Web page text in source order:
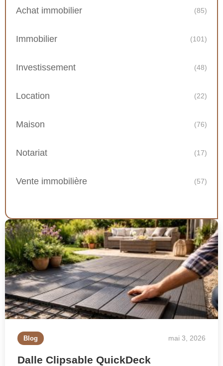
Achat immobilier (85)
Immobilier (101)
Investissement (48)
Location (22)
Maison (76)
Notariat (17)
Vente immobilière (57)
Blog mai 3, 2026
Dalle Clipsable QuickDeck